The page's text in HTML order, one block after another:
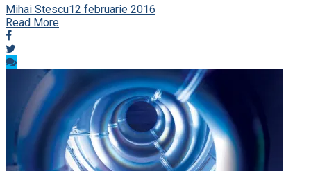
Mihai Stescu12 februarie 2016
Read More